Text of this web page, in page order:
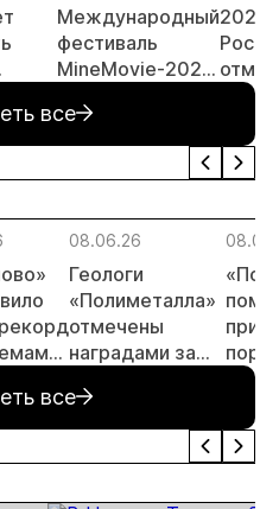
Международный
фестиваль
MineMovie-2026
заявок
2026
МСБ
все
08.06.26
Геологи
«Полиметалла»
отмечены
наградами за
месторождения
«Андрей»
все